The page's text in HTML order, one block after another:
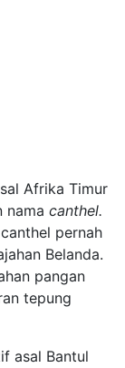
Afrika Timur
nama canthel.
pernah
Belanda.
pangan
tepung
asal Bantul